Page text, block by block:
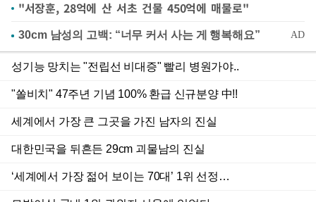
"서장훈, 28억에 산 서초 건물 450억에 매물로"